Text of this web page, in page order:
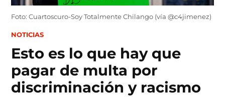
Foto: Cuartoscuro-Soy Totalmente Chilango (vía @c4jimenez)
POSTED
NOTICIAS
Esto es lo que hay que
pagar de multa por
discriminación y racismo